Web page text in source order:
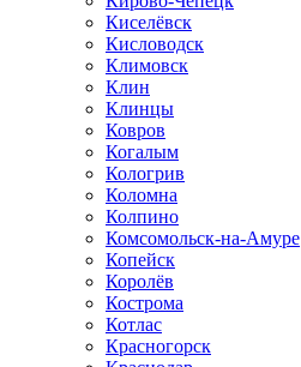
Киселёвск
Кисловодск
Климовск
Клин
Клинцы
Ковров
Когалым
Кологрив
Коломна
Колпино
Комсомольск-на-Амуре
Копейск
Королёв
Кострома
Котлас
Красногорск